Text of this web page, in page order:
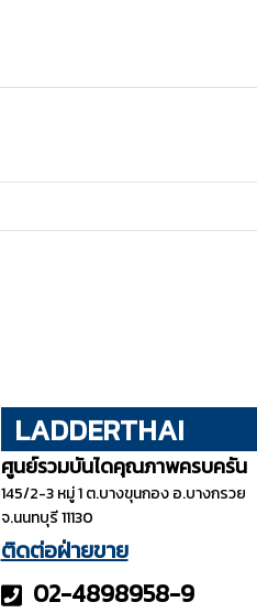
LADDERTHAI
ศูนย์รวมบันไดคุณภาพครบครัน
145/2-3 หมู่ 1 ต.บางขุนกอง อ.บางกรวย
จ.นนทบุรี 11130
ติดต่อฝ่ายขาย
02-4898958-9